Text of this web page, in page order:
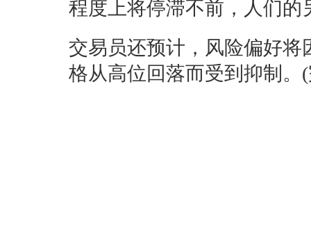
程度上将停滞不前，人们的
交易员还预计，风险偏好
格从高位回落而受到抑制。